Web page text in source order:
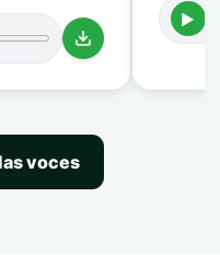
►
voces